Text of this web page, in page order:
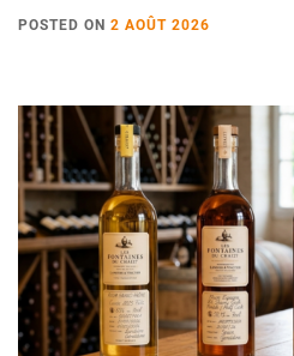
POSTED ON 2 AOÛT 2026